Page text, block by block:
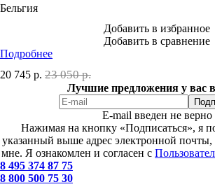
Бельгия
Добавить в избранное
Добавить в сравнение
Подробнее
20 745 р. 23 050 р.
Лучшие предложения у вас
E-mail введен не верно
Нажимая на кнопку «Подписаться», я
указанный выше адрес электронной
мне. Я ознакомлен и согласен с
8 495 374 87 75
8 800 500 75 30